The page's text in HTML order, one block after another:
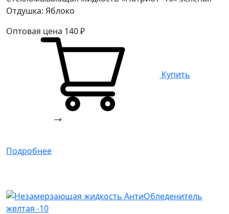
Отдушка: Яблоко
Оптовая цена 140₽
Купить
Подробнее